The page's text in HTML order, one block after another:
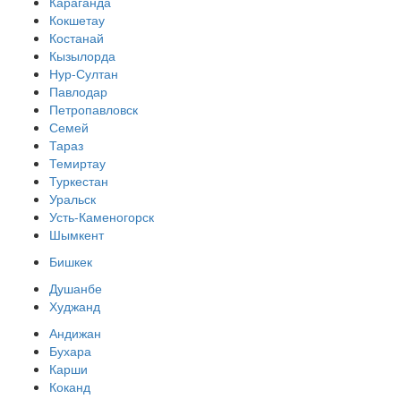
Кокшетау
Костанай
Кызылорда
Нур-Султан
Павлодар
Петропавловск
Семей
Тараз
Темиртау
Туркестан
Уральск
Усть-Каменогорск
Шымкент
Бишкек
Душанбе
Худжанд
Андижан
Бухара
Карши
Коканд